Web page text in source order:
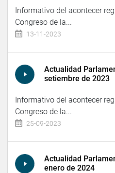
Informativo del acontecer
Congreso de la...
13-11-2023
Actualidad
setiembre de 2023
Informativo del acontecer
Congreso de la...
25-09-2023
Actualidad
enero de 2024